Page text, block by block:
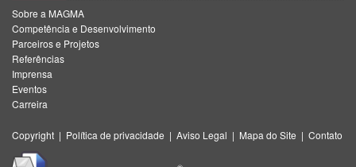
Sobre a MAGMA
Competência e Desenvolvimento
Parceiros e Projetos
Referências
Imprensa
Eventos
Carreira
Copyright | Política de privacidade | Aviso Legal | Mapa do Site | Contato